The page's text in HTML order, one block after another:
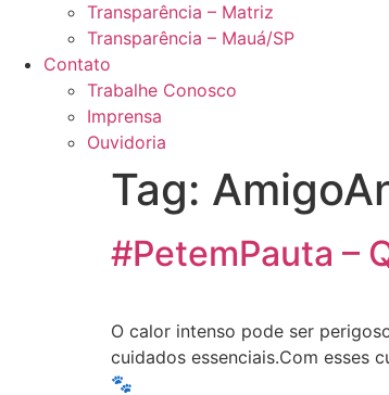
Transparência – Matriz
Transparência – Mauá/SP
Contato
Trabalhe Conosco
Imprensa
Ouvidoria
Tag:
#PetemPauta –
O calor intenso pode ser
cuidados essenciais.Com esses
🐾